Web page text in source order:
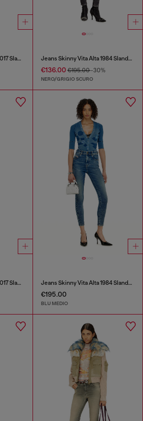
Jeans Skinny Vita Media 2017 Slandy Jeans Skinny Vita Alta 1984 Slandy-High
€136.00€195.00-30%
NERO/GRIGIO SCURO
Jeans Skinny Vita Media 2017 Slandy Jeans Skinny Vita Alta 1984 Slandy-High
€195.00
BLU MEDIO